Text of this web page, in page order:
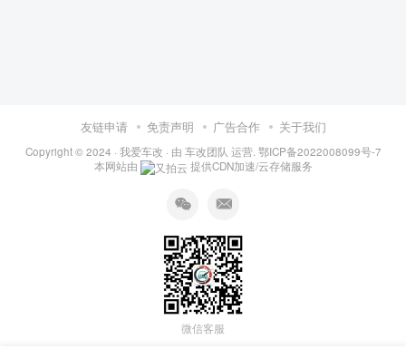
友链申请 免责声明 广告合作 关于我们
Copyright © 2024 · 我爱车改 · 由 车改团队 运营. 鄂ICP备2022008099号-7
本网站由
提供CDN加速/云存储服务
微信客服